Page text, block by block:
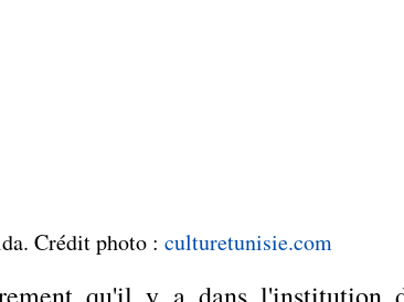
Crédit photo : culturetunisie.com